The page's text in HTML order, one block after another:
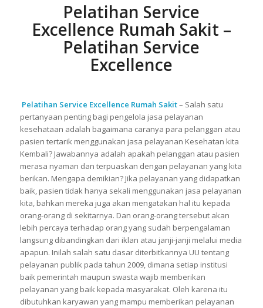
Pelatihan Service
Excellence Rumah Sakit –
Pelatihan Service
Excellence
Pelatihan Service Excellence Rumah Sakit– Salah satu
pertanyaan penting bagi pengelola jasa pelayanan
kesehataan adalah bagaimana caranya para pelanggan atau
pasien tertarik menggunakan jasa pelayanan Kesehatan kita
Kembali? Jawabannya adalah apakah pelanggan atau pasien
merasa nyaman dan terpuaskan dengan pelayanan yang kita
berikan. Mengapa demikian? Jika pelayanan yang didapatkan
baik, pasien tidak hanya sekali menggunakan jasa pelayanan
kita, bahkan mereka juga akan mengatakan hal itu kepada
orang-orang di sekitarnya. Dan orang-orang tersebut akan
lebih percaya terhadap orang yang sudah berpengalaman
langsung dibandingkan dari iklan atau janji-janji melalui media
apapun. Inilah salah satu dasar diterbitkannya UU tentang
pelayanan publik pada tahun 2009, dimana setiap institusi
baik pemerintah maupun swasta wajib memberikan
pelayanan yang baik kepada masyarakat. Oleh karena itu
dibutuhkan karyawan yang mampu memberikan pelayanan